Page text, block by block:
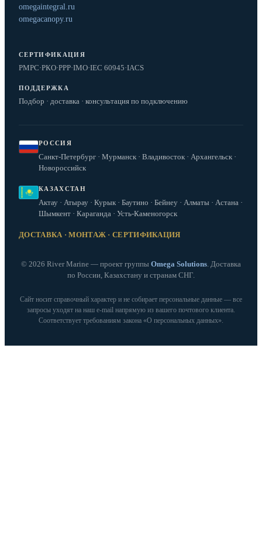
omegaintegral.ru
omegacanopy.ru
СЕРТИФИКАЦИЯ
РМРС·РКО·РРР·IMO·IEC 60945·IACS
ПОДДЕРЖКА
Подбор · доставка · консультация по подключению
РОССИЯ
Санкт-Петербург · Мурманск · Владивосток · Архангельск ·
Новороссийск
КАЗАХСТАН
Актау · Атырау · Курык · Баутино · Бейнеу · Алматы · Астана ·
Шымкент · Караганда · Усть-Каменогорск
ДОСТАВКА · МОНТАЖ · СЕРТИФИКАЦИЯ
© 2026 River Marine — проект группы Omega Solutions. Доставка
по России, Казахстану и странам СНГ.
Сайт носит справочный характер и не собирает персональные данные — все
запросы уходят на наш e‑mail напрямую из вашего почтового клиента.
Соответствует требованиям закона «О персональных данных».